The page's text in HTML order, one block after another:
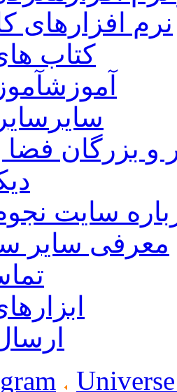
نرم افزارهای
کتاب
آموزش
سایر
و بزرگان فضا
سایت
معرفی سایر